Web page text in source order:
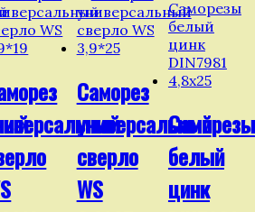
Саморез
универсальный
сверло
WS
Саморезы
белый
цинк